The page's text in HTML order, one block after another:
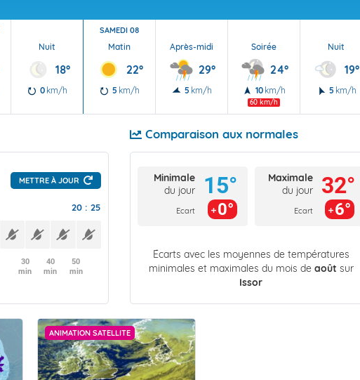
Nuit
18°
0 km/h
SAMEDI 08
Matin
22°
5 km/h
Après-midi
29°
5 km/h
Soirée
24°
10 km/h
60 km/h
Nuit
19°
5 km/h
METTRE À JOUR
20 : 25
30
min
40
min
50
min
Comparaison aux normales
Minimale
du jour
Ecart
15°
0°
Maximale
du jour
Ecart
32°
6°
Écarts avec les moyennes de températures
minimales et maximales du mois de août sur
Issor
ANIMATION SATELLITE